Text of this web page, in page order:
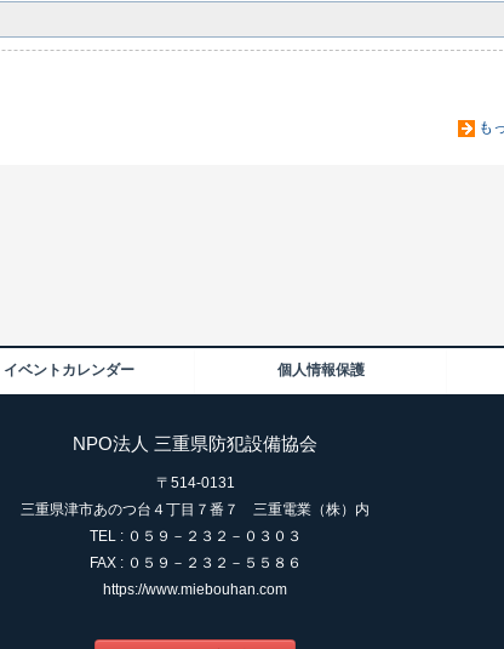
も
イベントカレンダー 個人情報保護
NPO法人 三重県防犯設備協会
〒514-0131
三重県津市あのつ台４丁目７番７ 三重電業（株）内
TEL : ０５９－２３２－０３０３
FAX : ０５９－２３２－５５８６
https://www.miebouhan.com